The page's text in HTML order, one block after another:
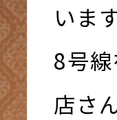
います
8号
店さ